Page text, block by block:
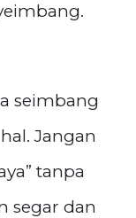
seimbang
Jangan
tanpa
segar dan